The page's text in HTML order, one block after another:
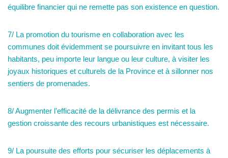
équilibre financier qui ne remette pas son existence en question.
7/ La promotion du tourisme en collaboration avec les
communes doit évidemment se poursuivre en invitant tous les
habitants, peu importe leur langue ou leur culture, à visiter les
joyaux historiques et culturels de la Province et à sillonner nos
sentiers de promenades.
8/ Augmenter l’efficacité de la délivrance des permis et la
gestion croissante des recours urbanistiques est nécessaire.
9/ La poursuite des efforts pour sécuriser les déplacements à